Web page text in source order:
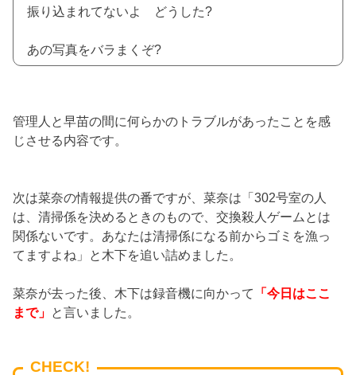
振り込まれてないよ どうした?
あの写真をバラまくぞ?
管理人と早苗の間に何らかのトラブルがあったことを感
じさせる内容です。
次は菜奈の情報提供の番ですが、菜奈は「302号室の人
は、清掃係を決めるときのもので、交換殺人ゲームとは
関係ないです。あなたは清掃係になる前からゴミを漁っ
てますよね」と木下を追い詰めました。
菜奈が去った後、木下は録音機に向かって
「今日はここ
まで」 と言いました。
CHECK!